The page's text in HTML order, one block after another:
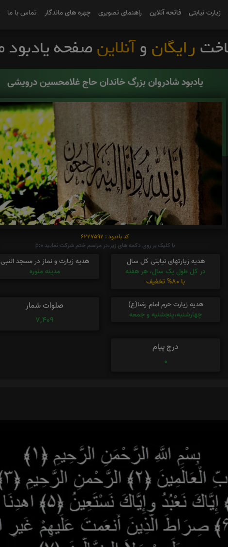
زیارت نیابتی فاتحه آنلاین راهنمای تصویری چهره های ماندگار تماس با ما
یادبود شادروان بزرگ خاندان حاج غلامحسین درویشی
کد یادبود : 6227592
با کلیک بر روی دکمه های زیر،در مراسم ختم شرکت نمایید p:0
هدیه زیارتهای نیابتی کل سال
در کل طول یک سال، هر هفته
با 80% تخفیف
هدیه زیارت و نماز در مسجد النبی
مدینه منوره
هدیه زیارت حرم امام رضا(ع)
چهارشنبه،پنجشنبه و جمعه
صلوات شمار
7,409
درج پیام
0